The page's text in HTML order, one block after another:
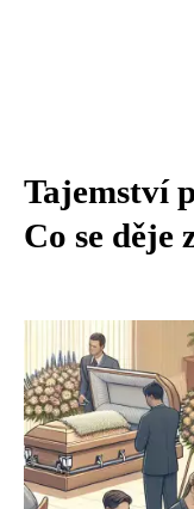
Tajemství
Co se děje